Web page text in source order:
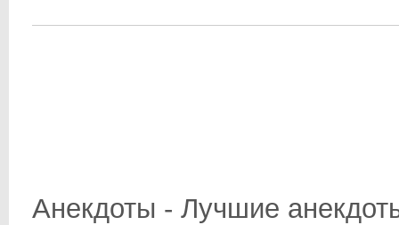
Анекдоты - Лучшие